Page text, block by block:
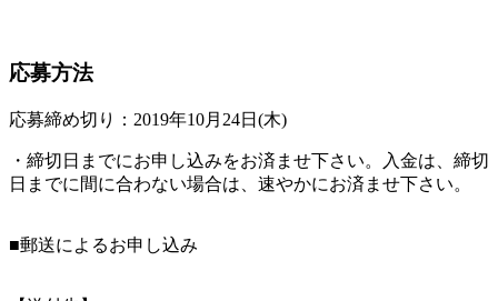
応募方法
応募締め切り：2019年10月24日(木)
・締切日までにお申し込みをお済ませ下さい。入金は、締切
日までに間に合わない場合は、速やかにお済ませ下さい。
■郵送によるお申し込み